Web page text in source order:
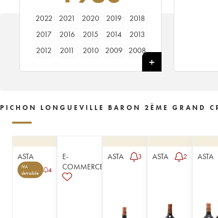
2022 2021 2020 2019
2018
2017
2016 2015 2014
2013
2012
2011 2010 2009
2008
1982
1979
1978
1977
1976 1975
1973
1972
1971
PICHON LONGUEVILLE BARON 2ÈME GRAND
ASTA
IVA
detraibile
4
E-
COMMERCE
ASTA 3 ASTA 2 ASTA